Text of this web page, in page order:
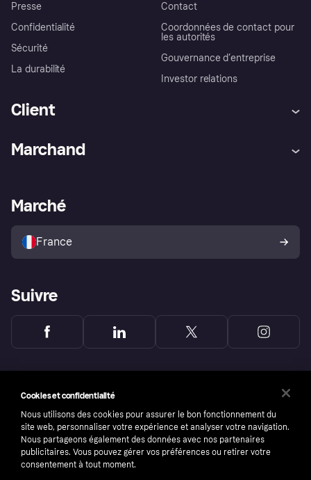
Presse
Confidentialité
Sécurité
La durabilité
Contact
Coordonnées de contact pour
les autorités
Gouvernance d’entreprise
Investor relations
Client
Explorez les magasins
Politique de protection de
l’acheteur Klarna
Marchand
Portail Marchand
Marché
France
Suivre
Cookies et confidentialité
Nous utilisons des cookies pour assurer le bon fonctionnement du
site web, personnaliser votre expérience et analyser votre navigation.
Nous partageons également des données avec nos partenaires
publicitaires. Vous pouvez gérer vos préférences ou retirer votre
consentement à tout moment.